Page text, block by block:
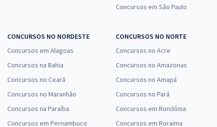
Concursos em São Paulo
CONCURSOS NO NORDESTE
Concursos em Alagoas
Concursos na Bahia
Concursos no Ceará
Concursos no Maranhão
Concursos na Paraíba
Concursos em Pernambuco
CONCURSOS NO NORTE
Concursos no Acre
Concursos no Amazonas
Concursos no Amapá
Concursos no Pará
Concursos em Rondônia
Concursos em Roraima